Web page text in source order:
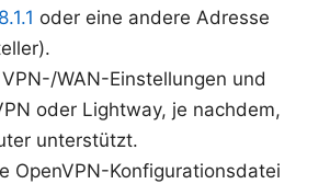
oder eine andere Adresse
WAN-Einstellungen und
oder Lightway, je nachdem,
unterstützt.
OpenVPN-Konfigurationsdatei